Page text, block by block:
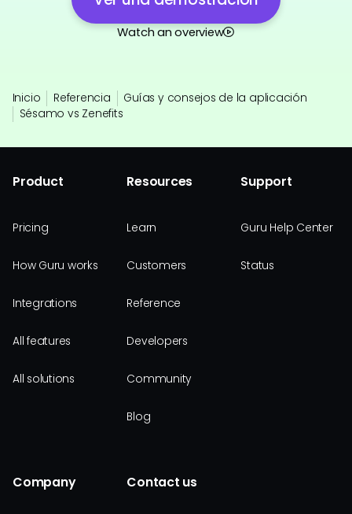
Watch an overview
Inicio Referencia
Guías y consejos de la aplicación
Sésamo vs Zenefits
Product
Pricing
How Guru works
Integrations
All features
All solutions
Resources
Learn
Customers
Reference
Developers
Community
Blog
Support
Guru Help Center
Status
Company Contact us